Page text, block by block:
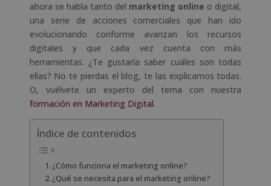
ahora se habla tanto del marketing online o digital,
una serie de acciones comerciales que han ido
evolucionando conforme avanzan los recursos
digitales y que cada vez cuenta con más
herramientas. ¿Te gustaría saber cuáles son todas
ellas? No te pierdas el blog, te las explicamos todas.
O, vuélvete un experto del tema con nuestra
formación en Marketing Digital.
Índice de contenidos
¿Cómo funciona el marketing online?
¿Qué se necesita para el marketing online?